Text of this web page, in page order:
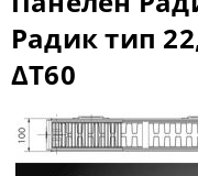
Радик тип
ΔT60